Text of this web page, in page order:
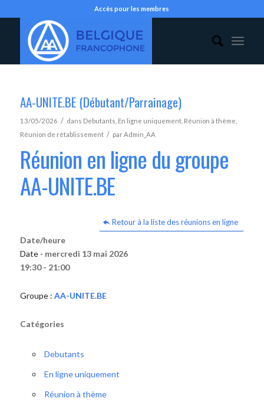
Accès pour les membres
AA-UNITE.BE (Débutant/Parrainage)
13/05/2026 / dans Debutants En ligne uniquement, Réunion à thème
Réunion de rétablissement / parAdmin_AA
Réunion en ligne du groupe
AA-UNITE.BE
Retour à la liste des réunions en ligne
Date/heure
Date - mercredi 13 mai 2026
19:30 - 21:00
Groupe : AA-UNITE.BE
Catégories
Debutants
En ligne uniquement
Réunion à thème